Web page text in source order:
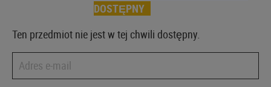
DOSTĘPNY
Ten przedmiot nie jest w tej chwili dostępny.